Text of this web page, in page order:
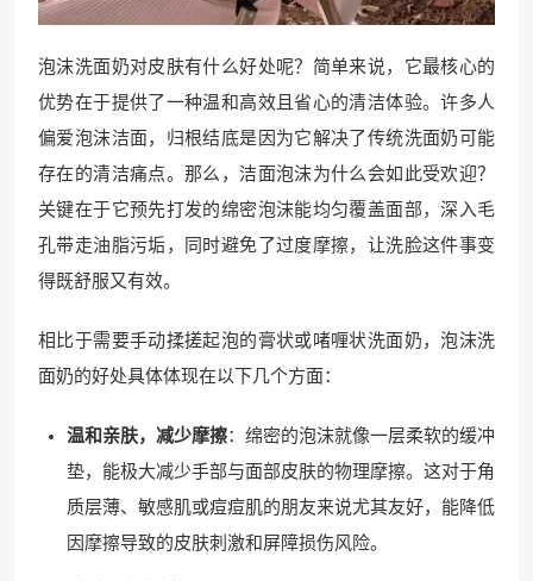
泡沫洗面奶对皮肤有什么好处呢？简单来说，它最核心的
优势在于提供了一种温和高效且省心的清洁体验。许多人
偏爱泡沫洁面，归根结底是因为它解决了传统洗面奶可能
存在的清洁痛点。那么，洁面泡沫为什么会如此受欢迎？
关键在于它预先打发的绵密泡沫能均匀覆盖面部，深入毛
孔带走油脂污垢，同时避免了过度摩擦，让洗脸这件事变
得既舒服又有效。
相比于需要手动揉搓起泡的膏状或啫喱状洗面奶，泡沫洗
面奶的好处具体体现在以下几个方面：
温和亲肤，减少摩擦：绵密的泡沫就像一层柔软的缓冲
垫，能极大减少手部与面部皮肤的物理摩擦。这对于角
质层薄、敏感肌或痘痘肌的朋友来说尤其友好，能降低
因摩擦导致的皮肤刺激和屏障损伤风险。